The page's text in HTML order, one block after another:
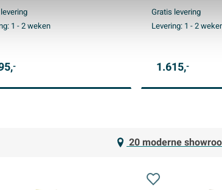
- staafmodel
- Geborsteld mat
1 - 2 weken
-
doucheslang -
handdouche -
Gratis levering
Levering: 1 - 2
1.615,-
20 moderne